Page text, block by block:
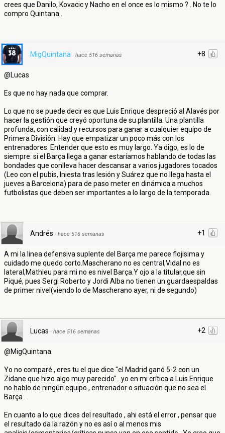
crees que Danilo, Kovacic y Nacho en el once es lo mismo ? . No te lo
compro Quintana .
+8
MigQuintana · hace 516 semanas
@Lucas
Es que no hay nada que comprar.
Lo que no se puede decir es que Luis Enrique despreció al Alavés por
hacer la gestión que creyó oportuna de su plantilla. Una plantilla
profunda, con calidad y recursos para ganar a cualquier equipo de
Primera División. Hay que empatizar un poco más con los
entrenadores. Entender que esto es muy largo. Ya digo, es lo de
siempre: si el Barça llega a ganar estaríamos hablando de todas las
bondades que conlleva hacer descansar a varios jugadores tocados
(Leo con el pubis, Iniesta tras lesión y Suárez que no llega hasta el
jueves a Barcelona) para de paso meter en dinámica a muchos
futbolistas que deben ser importantes a lo largo de la temporada.
+1
Andrés · hace 516 semanas
A mi la linea defensiva suplente del Barça me parece flojisima y
cuidado me quedo corto.Mascherano no es central,Vidal no es
lateral,Mathieu para mi no es nivel Barça.Y ojo a la titular,que sin
Piqué, pues Sergi Roberto y Jordi Alba no tienen un guardaespaldas
de primer nivel(viendo lo de Mascherano ayer, ni de segundo)
+2
Lucas · hace 516 semanas
@MigQuintana.
Yo no comparé , eres tu el que dice "el Madrid ganó 5-2 con un
Zidane que hizo algo muy parecido"...yo en mi crítica a Luis Enrique
no hablo de ningún equipo , entrenador o situación que no sea el
Barça .
En cuanto a lo que dices del resultado , ahi está el error , pensar que
el resultado da la razón y no es así o al menos mis